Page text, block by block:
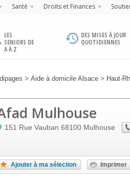
Santé Droits et Finances
LES
SENIORS DE
A À Z
DES MISES À JOUR
QUOTIDIENNES
> Aide à domicile Alsace > Haut-
Mulhouse
151 Rue Vauban 68100 Mulhouse
Ajouter à ma sélection Imprimer